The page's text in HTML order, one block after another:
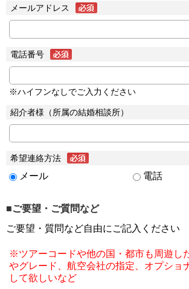
メールアドレス
電話番号
※ハイフンなしでご入力ください
紹介者様（所属の結婚相談所）
希望連絡方法
メール 電話
■ご要望・ご質問など
ご要望・質問など自由にご記入ください
※ツアーコードや他の国・都市も周遊し
やグレード、航空会社の指定、オプショ
して欲しいなど